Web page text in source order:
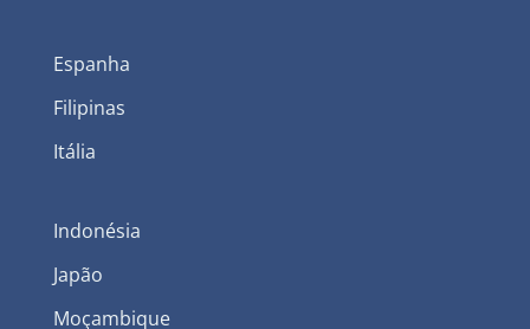
Espanha
Filipinas
Itália
Indonésia
Japão
Moçambique